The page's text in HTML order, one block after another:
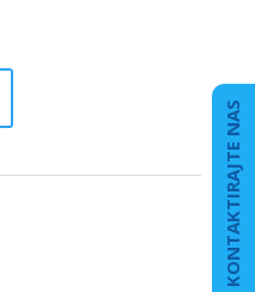
KONTAKTIRAJTE NAS